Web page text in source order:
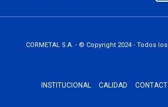
CORMETAL S.A. - © Copyright 2024 - Todos
INSTITUCIONAL CALIDAD